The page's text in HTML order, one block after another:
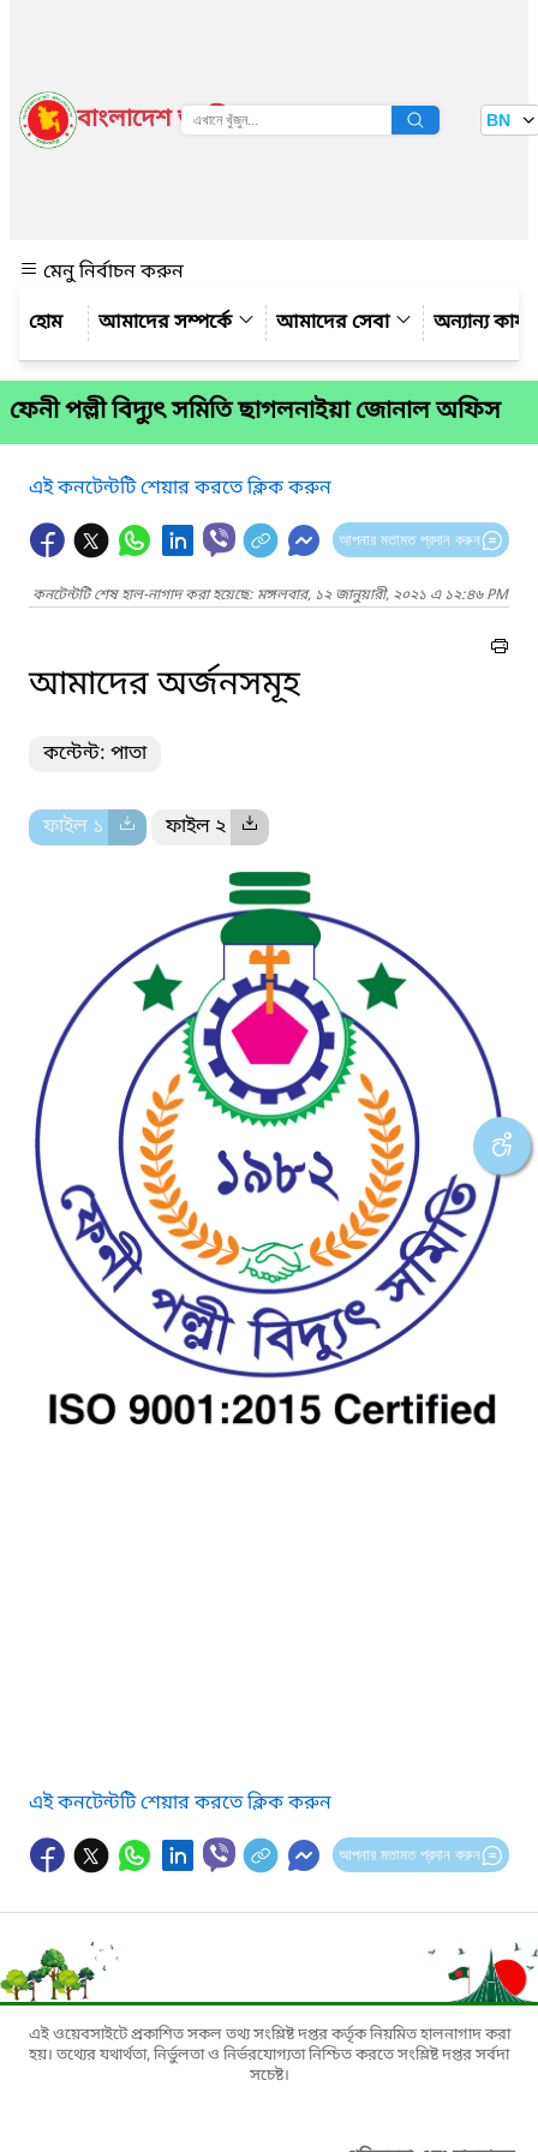
বাংলাদেশ জাতীয় তথ্য বাতায়ন BN
মেনু নির্বাচন করুন
আমাদের সম্পর্কে
আমাদের সেবা অন্যান্য
ফেনী পল্লী বিদ্যুৎ সমিতি ছাগলনাইয়া জোনাল অফিস
এই কনটেন্টটি শেয়ার করতে ক্লিক করুন
আপনার মতামত প্রদান করুন
কনটেন্টটি শেষ হাল-নাগাদ করা হয়েছে: মঙ্গলবার, ১২ জানুয়ারী, ২০২১ এ ১২:৪৬ PM
আমাদের অর্জনসমূহ
কন্টেন্ট: পাতা
ফাইল ১ ফাইল ২
এই কনটেন্টটি শেয়ার করতে ক্লিক করুন
আপনার মতামত প্রদান করুন
এই ওয়েবসাইটে প্রকাশিত সকল তথ্য সংশ্লিষ্ট দপ্তর কর্তৃক নিয়মিত হালনাগাদ করা
হয়। তথ্যের যথার্থতা, নির্ভুলতা ও নির্ভরযোগ্যতা নিশ্চিত করতে সংশ্লিষ্ট দপ্তর সর্বদা
সচেষ্ট।